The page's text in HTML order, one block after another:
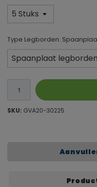
Type Legborden:
SKU: GVA20-30225